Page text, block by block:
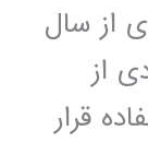
از سال
از
قرار